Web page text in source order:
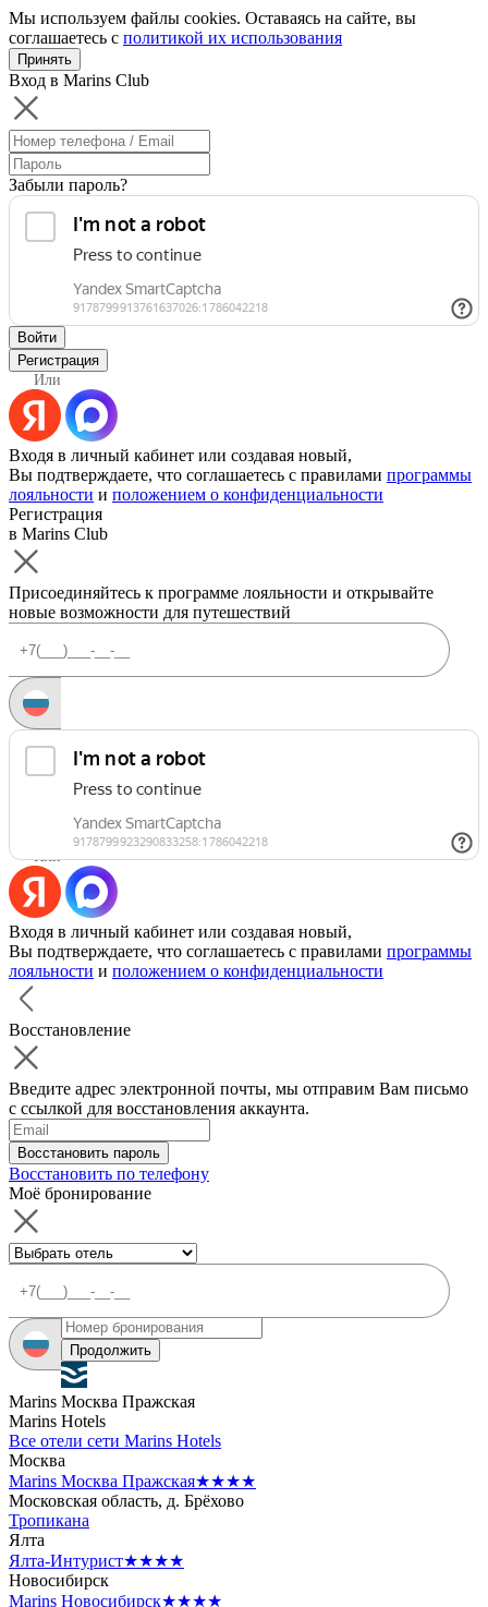
Мы используем файлы cookies. Оставаясь на сайте, вы
соглашаетесь с политикой их использования
Принять
Вход в Marins Club
Забыли пароль?
Войти
Регистрация
Или
Входя в личный кабинет или создавая новый,
Вы подтверждаете, что соглашаетесь с правилами программы
лояльности и положением о конфиденциальности
Регистрация
в Marins Club
Присоединяйтесь к программе лояльности и открывайте
новые возможности для путешествий
Запросить код
Уже есть аккаунт?Войти
Или
Входя в личный кабинет или создавая новый,
Вы подтверждаете, что соглашаетесь с правилами программы
лояльности и положением о конфиденциальности
Восстановление
Введите адрес электронной почты, мы отправим Вам письмо
с ссылкой для восстановления аккаунта.
Восстановить пароль
Восстановить по телефону
Моё бронирование
Продолжить
Marins Москва Пражская
Marins Hotels
Все отели сети Marins Hotels
Москва
Marins Москва Пражская★★★★
Московская область, д. Брёхово
Тропикана
Ялта
Ялта-Интурист★★★★
Новосибирск
Marins Новосибирск★★★★